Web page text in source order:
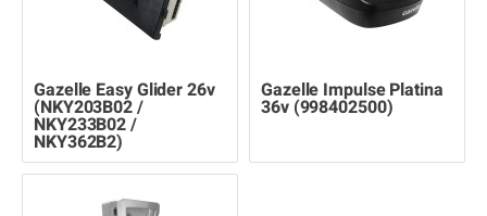
Gazelle Easy Glider 26v
(NKY203B02 /
NKY233B02 /
NKY362B2)
Gazelle Impulse Platina
36v (998402500)